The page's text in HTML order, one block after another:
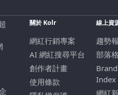
關於 Kolr
網紅行銷專案
AI 網紅搜尋平台
創作者計畫
使用條款
線上資
趨勢
部落格
Index
網紅